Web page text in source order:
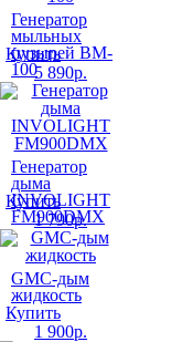
Генератор
мыльных
пузырей BM-
100
Купить
5 890р.
Генератор
дыма
INVOLIGHT
FM900DMX
Купить
1 790р.
GMC-дым
жидкость
Купить
1 900р.